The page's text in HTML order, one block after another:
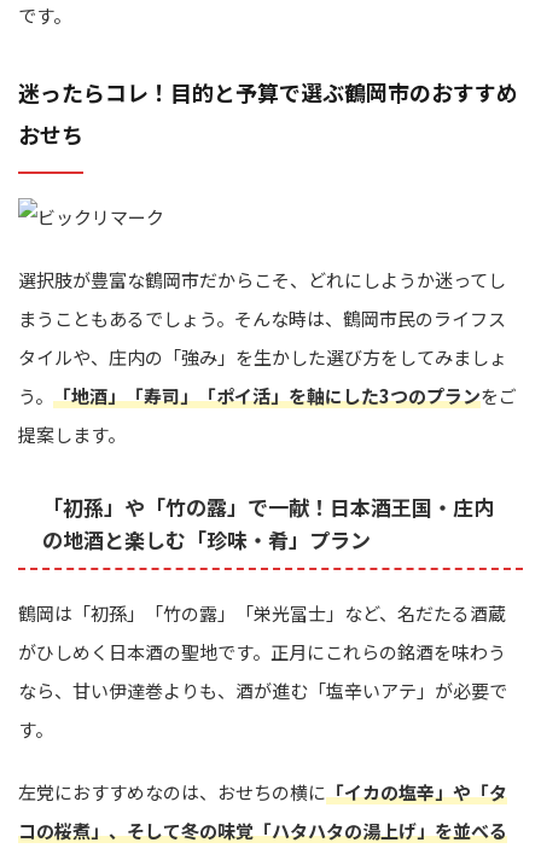
です。
迷ったらコレ！目的と予算で選ぶ鶴岡市のおすすめ
おせち
選択肢が豊富な鶴岡市だからこそ、どれにしようか迷ってし
まうこともあるでしょう。そんな時は、鶴岡市民のライフス
タイルや、庄内の「強み」を生かした選び方をしてみましょ
う。 「地酒」「寿司」「ポイ活」を軸にした3つのプランをご
提案します。
「初孫」や「竹の露」で一献！日本酒王国・庄内
の地酒と楽しむ「珍味・肴」プラン
鶴岡は「初孫」「竹の露」「栄光冨士」など、名だたる酒蔵
がひしめく日本酒の聖地です。正月にこれらの銘酒を味わう
なら、甘い伊達巻よりも、酒が進む「塩辛いアテ」が必要で
す。
左党におすすめなのは、おせちの横に「イカの塩辛」や「タ
コの桜煮」、そして冬の味覚「ハタハタの湯上げ」を並べる